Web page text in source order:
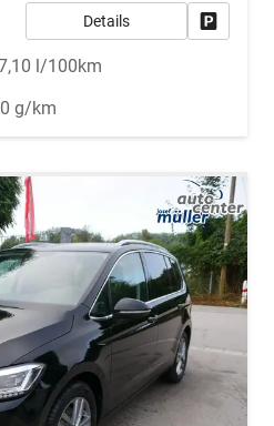
Details
l/100km
g/km